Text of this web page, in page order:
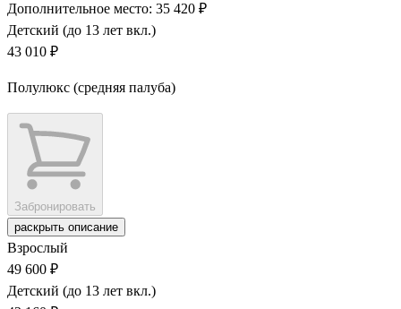
Дополнительное место: 35 420 ₽
Детский (до 13 лет вкл.)
43 010 ₽
Полулюкс (средняя палуба)
Забронировать
раскрыть описание
Взрослый
49 600 ₽
Детский (до 13 лет вкл.)